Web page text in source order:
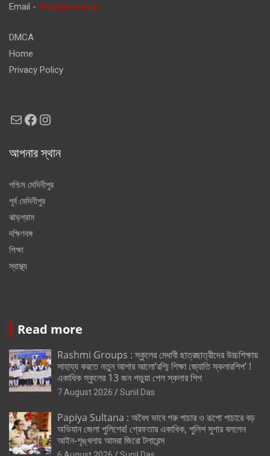
Email - desk@dnews.in
DMCA
Home
Privacy Policy
MailFacebook
Instagram
আপনার স্থান
পশ্চিম মেদিনীপুর
পূর্ব মেদিনীপুর
ঝাড়গ্রাম
দক্ষিণবঙ্গ
শিক্ষা
স্বাস্থ্য
Read more
Rashmi Groups : স্কুলের মেধাবী ছাত্রছাত্রীদের উচ্চশিক্ষায়
সাহায্য করতে নতুন আশার আলো’রশ্মি শিক্ষা জ্যোতি স্কলারশিপ’ !
একাধিক স্কুলের 13 জন পড়ুয়া পেল স্কলার শিপ
7 August 2026 Sunil Das
Papiya Sultana : অবৈধ ভাবে গরু পাচার ও রূপো পাচারে বড়
অভিযান জেলা পুলিশের! গ্রেফতার একাধিক, পুলিশ সুপার বললেন
আইন-শৃঙ্খলায় আমরা জিরো টলারেন্স